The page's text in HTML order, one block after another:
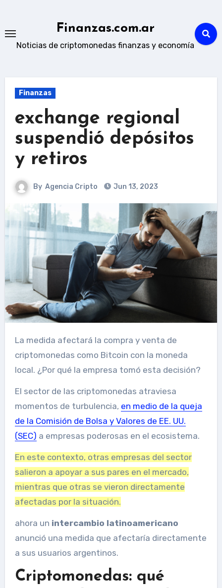
content
Finanzas.com.ar
Noticias de criptomonedas finanzas y economía
Finanzas
exchange regional
suspendió depósitos
y retiros
By Agencia Cripto Jun 13, 2023
La medida afectará la compra y venta de
criptomonedas como Bitcoin con la moneda
local. ¿Por qué la empresa tomó esta decisión?
El sector de las criptomonedas atraviesa
momentos de turbulencia, en medio de la queja
de la Comisión de Bolsa y Valores de EE. UU.
(SEC) a empresas poderosas en el ecosistema.
En este contexto, otras empresas del sector
salieron a apoyar a sus pares en el mercado,
mientras que otras se vieron directamente
afectadas por la situación.
ahora un intercambio latinoamericano
anunció una medida que afectaría directamente
a sus usuarios argentinos.
Criptomonedas: qué